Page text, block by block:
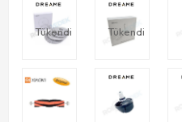
Tükendi Tükendi